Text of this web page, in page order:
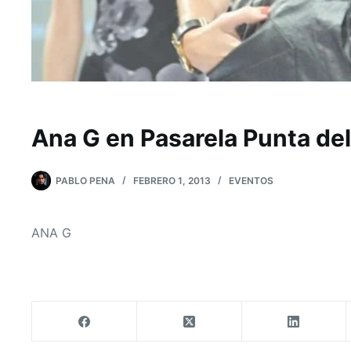
Ana G en Pasarela Punta
PABLO PENA FEBRERO 1, 2013 EVENTOS
ANA G